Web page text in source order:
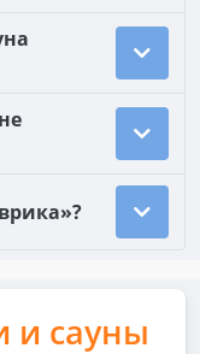
и сауны